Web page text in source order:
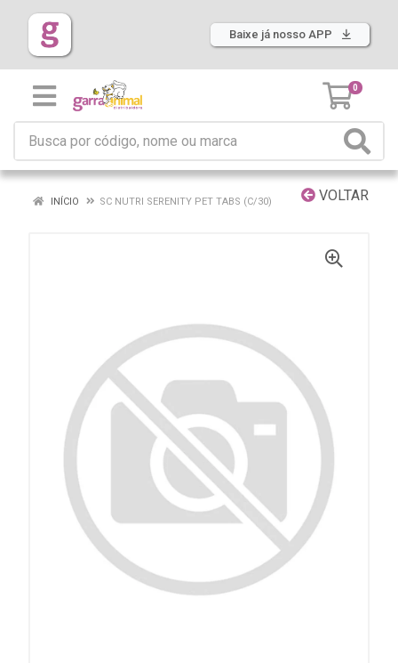
Baixe já nosso APP
0
VOLTAR
INÍCIO SC NUTRI SERENITY PET TABS (C/30)